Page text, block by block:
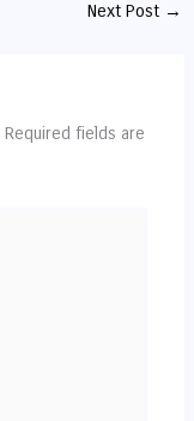
Next Post →
Required fields are